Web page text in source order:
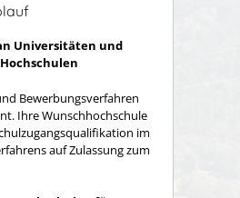
Universitäten und
Bewerbungsverfahren
Ihre Wunschhochschule
im
auf Zulassung zum